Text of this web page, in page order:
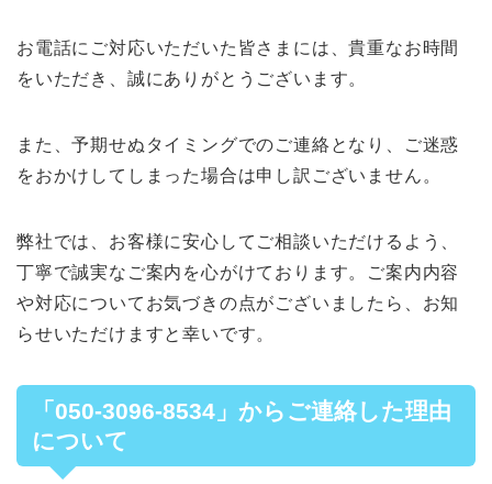
お電話にご対応いただいた皆さまには、貴重なお時間
をいただき、誠にありがとうございます。
また、予期せぬタイミングでのご連絡となり、ご迷惑
をおかけしてしまった場合は申し訳ございません。
弊社では、お客様に安心してご相談いただけるよう、
丁寧で誠実なご案内を心がけております。ご案内内容
や対応についてお気づきの点がございましたら、お知
らせいただけますと幸いです。
「050-3096-8534」からご連絡した理由
について